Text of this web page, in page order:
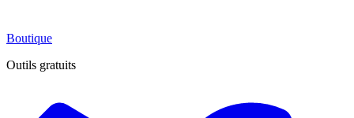
Boutique
Outils gratuits